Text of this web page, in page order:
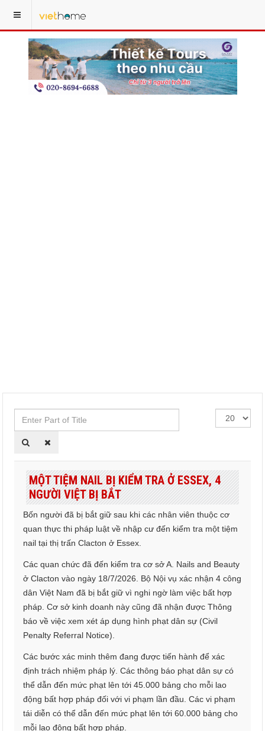
Enter
Part
of
Hiển
thị
MỘT TIỆM NAIL BỊ KIỂM TRA Ở ESSEX, 4
NGƯỜI VIỆT BỊ BẮT
Bốn người đã bị bắt giữ sau khi các nhân viên thuộc cơ
quan thực thi pháp luật về nhập cư đến kiểm tra một tiệm
nail tại thị trấn Clacton ở Essex.
Các quan chức đã đến kiểm tra cơ sở A. Nails and Beauty
ở Clacton vào ngày 18/7/2026. Bộ Nội vụ xác nhận 4 công
dân Việt Nam đã bị bắt giữ vì nghi ngờ làm việc bất hợp
pháp. Cơ sở kinh doanh này cũng đã nhận được Thông
báo về việc xem xét áp dụng hình phạt dân sự (Civil
Penalty Referral Notice).
Các bước xác minh thêm đang được tiến hành để xác
định trách nhiệm pháp lý. Các thông báo phạt dân sự có
thể dẫn đến mức phạt lên tới 45.000 bảng cho mỗi lao
động bất hợp pháp đối với vi phạm lần đầu. Các vi phạm
tái diễn có thể dẫn đến mức phạt lên tới 60.000 bảng cho
mỗi lao động bất hợp pháp.